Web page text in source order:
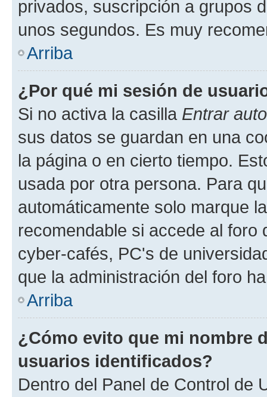
privados, suscripción a grupos
unos segundos. Es muy
Arriba
¿Por qué mi sesión de
Si no activa la casilla Entrar
sus datos se guardan en una
la página o en cierto tiempo.
usada por otra persona. Para
automáticamente solo marque
recomendable si accede al foro
cyber-cafés, PC's de
que la administración del foro
Arriba
¿Cómo evito que mi nombre
usuarios identificados?
Dentro del Panel de Control de